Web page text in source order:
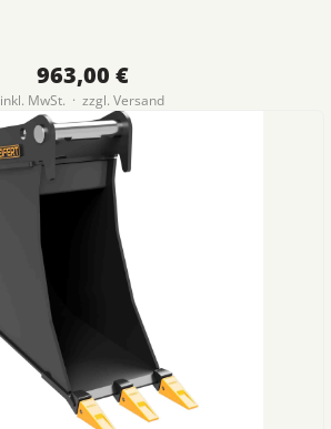
963,00 €
inkl. MwSt. · zzgl. Versand